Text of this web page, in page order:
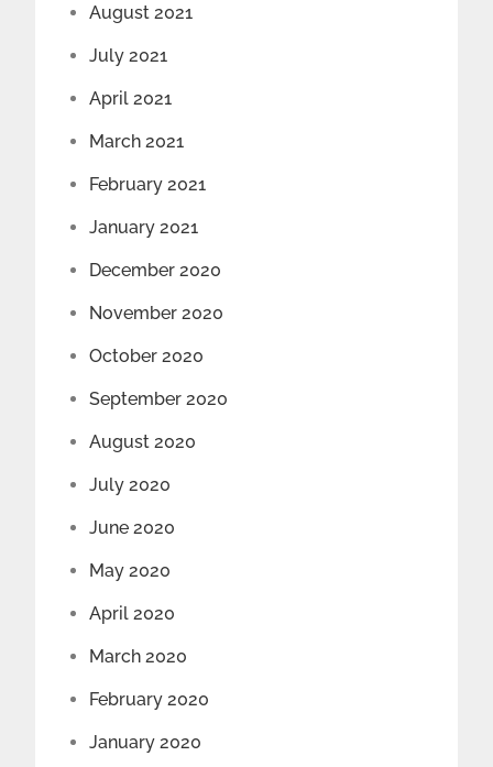
August 2021
July 2021
April 2021
March 2021
February 2021
January 2021
December 2020
November 2020
October 2020
September 2020
August 2020
July 2020
June 2020
May 2020
April 2020
March 2020
February 2020
January 2020